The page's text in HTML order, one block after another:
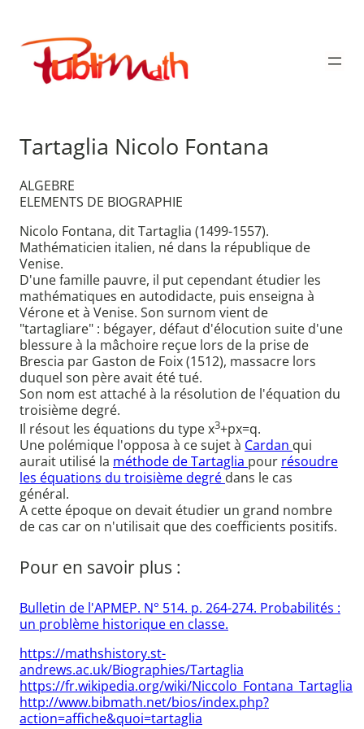
contenu
Publimath
Tartaglia Nicolo Fontana
ALGEBRE
ELEMENTS DE BIOGRAPHIE
Nicolo Fontana, dit Tartaglia (1499-1557).
Mathématicien italien, né dans la république de
Venise.
D'une famille pauvre, il put cependant étudier les
mathématiques en autodidacte, puis enseigna à
Vérone et à Venise. Son surnom vient de
"tartagliare" : bégayer, défaut d'élocution suite d'une
blessure à la mâchoire reçue lors de la prise de
Brescia par Gaston de Foix (1512), massacre lors
duquel son père avait été tué.
Son nom est attaché à la résolution de l'équation du
troisième degré.
Il résout les équations du type x3+px=q.
Une polémique l'opposa à ce sujet à Cardan qui
aurait utilisé la méthode de Tartaglia pour résoudre
les équations du troisième degré dans le cas
général.
A cette époque on devait étudier un grand nombre
de cas car on n'utilisait que des coefficients positifs.
Pour en savoir plus :
Bulletin de l'APMEP. N° 514. p. 264-274. Probabilités :
un problème historique en classe.
https://mathshistory.st-
andrews.ac.uk/Biographies/Tartaglia
https://fr.wikipedia.org/wiki/Niccolo_Fontana_Tartaglia
http://www.bibmath.net/bios/index.php?
action=affiche&quoi=tartaglia